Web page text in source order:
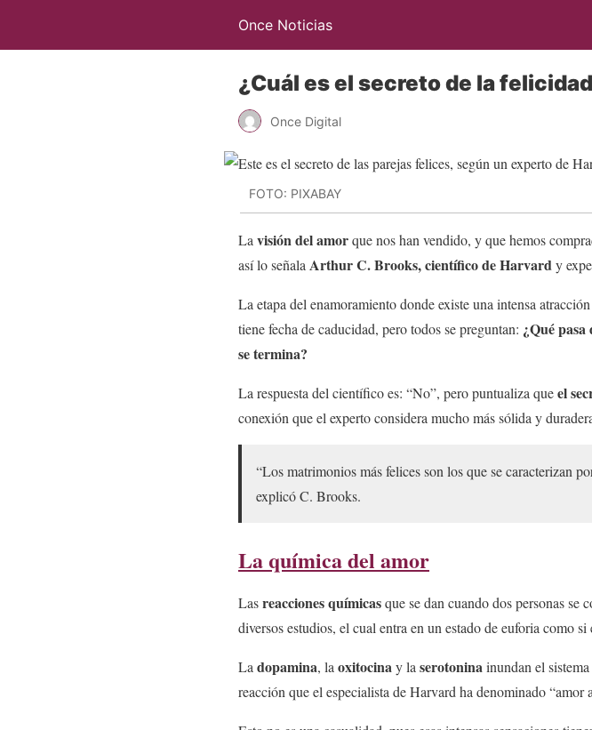
Once Noticias
¿Cuál es el secreto de la
Once Digital
FOTO: PIXABAY
La visión del amorque nos han vendido, y que hemos
así lo señala Arthur C. Brooks, científico de Harvardy
La etapa del enamoramiento donde existe una intensa
tiene fecha de caducidad, pero todos se preguntan: ¿Qué pasa
se termina?
La respuesta del científico es: “No”, pero puntualiza queel
conexión que el experto considera mucho más sólida y
“Los matrimonios más felices son los que se caracterizan
explicó C. Brooks.
La química del amor
Lasreacciones químicasque se dan cuando dos personas se
diversos estudios, el cual entra en un estado de euforia como
La dopamina, la oxitocinay la serotoninainundan el
reacción que el especialista de Harvard ha denominado “amor